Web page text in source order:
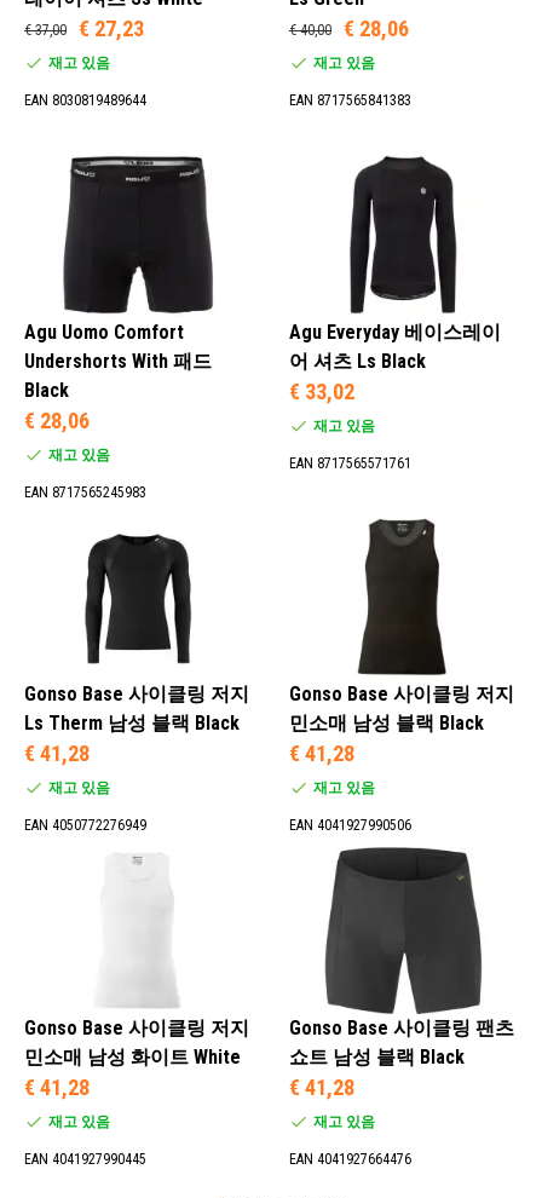
€ 37,00 € 27,23
재고 있음
EAN 8030819489644
€ 40,00 € 28,06
재고 있음
EAN 8717565841383
Agu Uomo Comfort
Undershorts With 패드
Black
€ 28,06
재고 있음
EAN 8717565245983
Agu Everyday 베이스레이
어 셔츠 Ls Black
€ 33,02
재고 있음
EAN 8717565571761
Gonso Base 사이클링 저지
Ls Therm 남성 블랙 Black
€ 41,28
재고 있음
EAN 4050772276949
Gonso Base 사이클링 저지
민소매 남성 블랙 Black
€ 41,28
재고 있음
EAN 4041927990506
Gonso Base 사이클링 저지
민소매 남성 화이트 White
€ 41,28
재고 있음
EAN 4041927990445
Gonso Base 사이클링 팬츠
쇼트 남성 블랙 Black
€ 41,28
재고 있음
EAN 4041927664476